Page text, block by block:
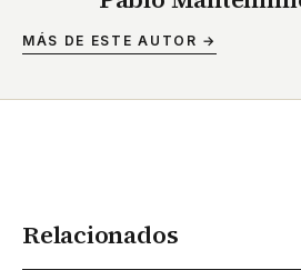
MÁS DE ESTE AUTOR →
Relacionados